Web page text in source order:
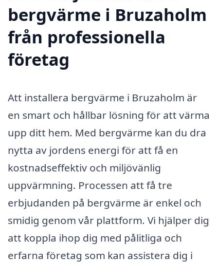
bergvärme i Bruzaholm
från professionella
företag
Att installera bergvärme i Bruzaholm är
en smart och hållbar lösning för att värma
upp ditt hem. Med bergvärme kan du dra
nytta av jordens energi för att få en
kostnadseffektiv och miljövänlig
uppvärmning. Processen att få tre
erbjudanden på bergvärme är enkel och
smidig genom vår plattform. Vi hjälper dig
att koppla ihop dig med pålitliga och
erfarna företag som kan assistera dig i